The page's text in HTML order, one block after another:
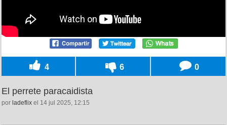
4 6 0
El perrete paracaidista
por ladeflix el 14 jul 2025, 12:15